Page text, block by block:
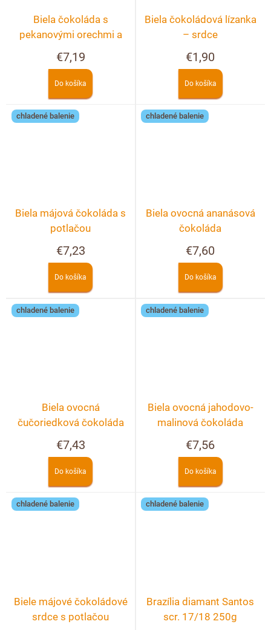
Biela čokoláda s
pekanovými orechmi a
€7,19
Do košíka
Biela čokoládová lízanka
– srdce
€1,90
Do košíka
chladené balenie
Biela májová čokoláda s
potlačou
€7,23
Do košíka
chladené balenie
Biela ovocná ananásová
čokoláda
€7,60
Do košíka
chladené balenie
Biela ovocná
čučoriedková čokoláda
€7,43
Do košíka
chladené balenie
Biela ovocná jahodovo-
malinová čokoláda
€7,56
Do košíka
chladené balenie
Biele májové čokoládové
srdce s potlačou
chladené balenie
Brazília diamant Santos
scr. 17/18 250g